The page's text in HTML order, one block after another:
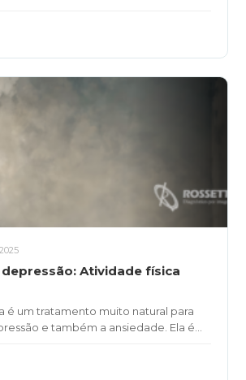
Atividade física
é um tratamento muito natural para
e também a ansiedade. Ela é...